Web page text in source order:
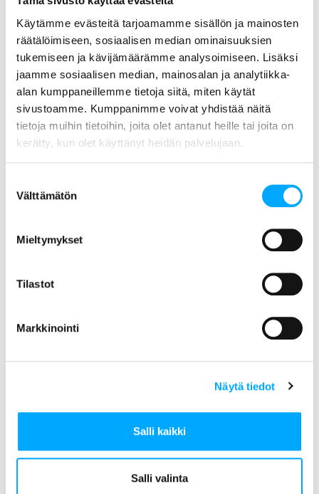
Käytämme evästeitä tarjoamamme sisällön ja mainosten
räätälöimiseen, sosiaalisen median ominaisuuksien
tukemiseen ja kävijämäärämme analysoimiseen. Lisäksi
jaamme sosiaalisen median, mainosalan ja analytiikka-
alan kumppaneillemme tietoja siitä, miten käytät
sivustoamme. Kumppanimme voivat yhdistää näitä
tietoja muihin tietoihin, joita olet antanut heille tai joita on
kerätty, kun olet käyttänyt heidän palvelujaan.
valinta
Välttämätön
Mieltymykset
Tilastot
Markkinointi
Näytä tiedot
Salli kaikki
Salli valinta
UUTISET 10.1.2024
Aidonille kymmenen vuoden
mittauspalvelusopimus Keravan
Energian kanssa
Aidon One uudisti kenttätöiden
ajankäytön